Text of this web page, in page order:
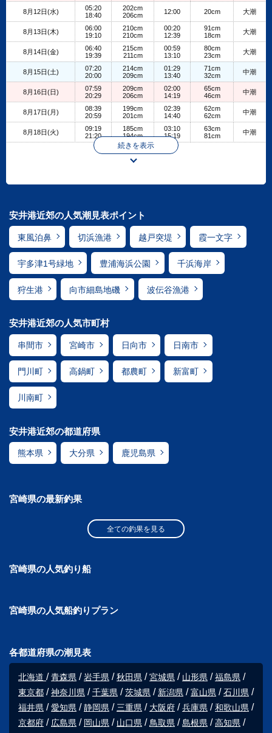
8月12日(水)
05:20
18:40
202cm
206cm
12:00 20cm 大潮
8月13日(木)
06:00
19:10
210cm
210cm
00:20
12:39
91cm
18cm
大潮
8月14日(金)
06:40
19:39
215cm
211cm
00:59
13:10
80cm
23cm
大潮
8月15日(土)
07:20
20:00
214cm
209cm
01:29
13:40
71cm
32cm
中潮
8月16日(日)
07:59
20:29
209cm
206cm
02:00
14:19
65cm
46cm
中潮
8月17日(月)
08:39
20:59
199cm
201cm
02:39
14:40
62cm
62cm
中潮
8月18日(火)
09:19
21:20
185cm
194cm
03:10
15:19
63cm
81cm
中潮
続きを表示
安井港近郊の人気潮見表ポイント
東風泊鼻 切浜漁港 越戸突堤 霞一文字
宇多津1号緑地 豊浦海浜公園 千浜海岸
狩生港 向市細島地磯 波伝谷漁港
安井港近郊の人気市町村
串間市 宮崎市 日向市 日南市
門川町 高鍋町 都農町 新富町
川南町
安井港近郊の都道府県
熊本県 大分県 鹿児島県
宮崎県の最新釣果
全ての釣果を見る
宮崎県の人気釣り船
宮崎県の人気船釣りプラン
各都道府県の潮見表
北海道 青森県 岩手県 秋田県 宮城県 山形県
福島県
東京都
神奈川県 千葉県 茨城県 新潟県 富山県
石川県
福井県
愛知県 静岡県 三重県 大阪府 兵庫県
和歌山県
京都府
広島県 岡山県 山口県 鳥取県 島根県 高知県